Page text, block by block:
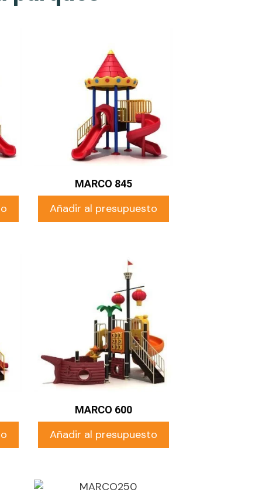
MARCO 845
Añadir al presupuesto
MARCO 600
Añadir al presupuesto